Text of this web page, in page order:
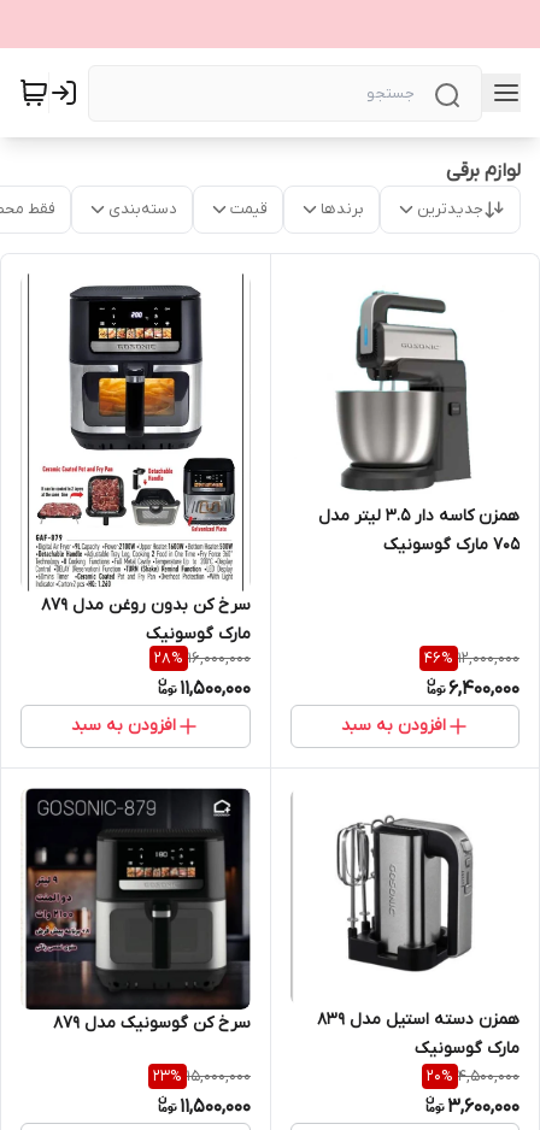
لوازم برقی
جدیدترین برندها قیمت دسته‌بندی فقط
همزن کاسه دار 3.5 لیتر مدل
705 مارک گوسونیک
12,000,000
46%
6,400,000
افزودن به سبد
سرخ کن بدون روغن مدل ۸۷۹
مارک گوسونیک
16,000,000
28%
11,500,000
افزودن به سبد
همزن دسته استیل مدل ۸۳۹
مارک گوسونیک
4,500,000
20%
3,600,000
سرخ کن گوسونیک مدل 879
15,000,000
23%
11,500,000